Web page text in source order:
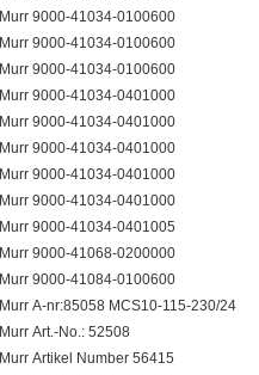
Murr 9000-41034-0100600
Murr 9000-41034-0100600
Murr 9000-41034-0100600
Murr 9000-41034-0401000
Murr 9000-41034-0401000
Murr 9000-41034-0401000
Murr 9000-41034-0401000
Murr 9000-41034-0401000
Murr 9000-41034-0401005
Murr 9000-41068-0200000
Murr 9000-41084-0100600
Murr A-nr:85058 MCS10-115-230/24
Murr Art.-No.: 52508
Murr Artikel Number 56415